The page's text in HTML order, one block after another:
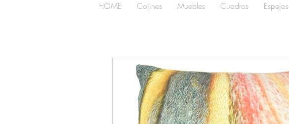
HOME Cojines Muebles Cuadros Espejos